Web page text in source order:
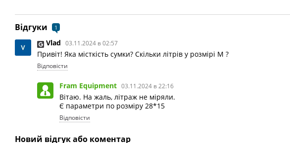
Відгуки 1
Vlad 03.11.2024 в 02:57
Привіт! Яка місткість сумки? Скільки літрів у розмірі M ?
Відповісти
Fram Equipment 03.11.2024 в 22:16
Вітаю. На жаль, літраж не міряли.
Є параметри по розміру 28*15
Відповісти
Новий відгук або коментар